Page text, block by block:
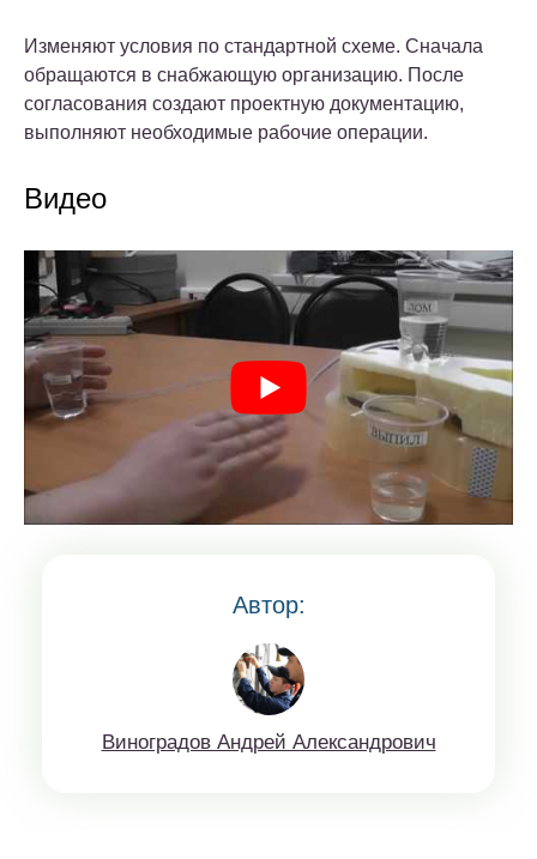
Изменяют условия по стандартной схеме. Сначала
обращаются в снабжающую организацию. После
согласования создают проектную документацию,
выполняют необходимые рабочие операции.
Видео
Автор:
Винoгрaдов Aндрeй Aлексaндрoвич